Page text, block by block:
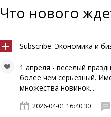
Что нового
Subscribe. Экономика и
1 апреля - веселый
более чем серьезный.
множества новинок....
2026-04-01 16:40:30